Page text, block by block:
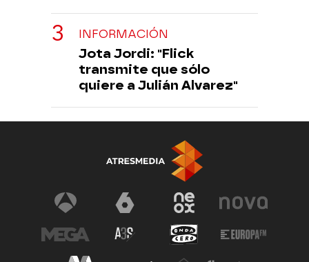
INFORMACIÓN
Jota Jordi: "Flick
transmite que sólo
quiere a Julián Alvarez"